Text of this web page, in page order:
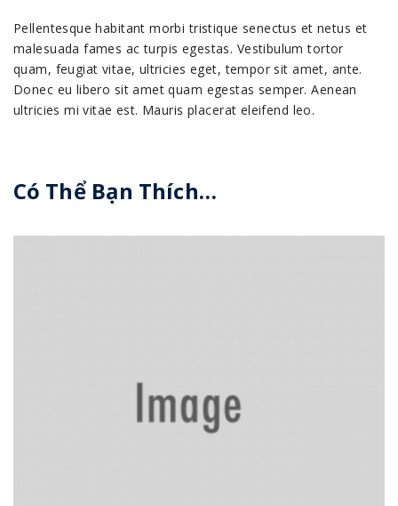
Pellentesque habitant morbi tristique senectus et netus et
malesuada fames ac turpis egestas. Vestibulum tortor
quam, feugiat vitae, ultricies eget, tempor sit amet, ante.
Donec eu libero sit amet quam egestas semper. Aenean
ultricies mi vitae est. Mauris placerat eleifend leo.
Có Thể Bạn Thích…